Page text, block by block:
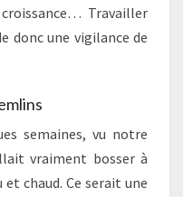
Travailler
donc une vigilance de
semaines, vu notre
vraiment bosser à
chaud. Ce serait une